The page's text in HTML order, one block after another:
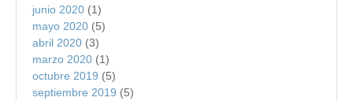
junio 2020 (1)
mayo 2020 (5)
abril 2020 (3)
marzo 2020 (1)
octubre 2019 (5)
septiembre 2019 (5)